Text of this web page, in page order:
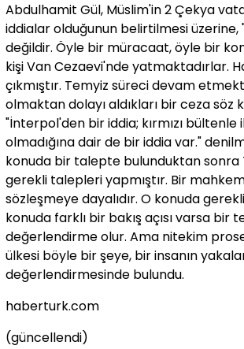
Abdulhamit Gül, Müslim'in 2 Çekya
iddialar olduğunun belirtilmesi
değildir. Öyle bir müracaat, öyle bir
kişi Van Cezaevi'nde yatmaktadırlar.
çıkmıştır. Temyiz süreci devam
olmaktan dolayı aldıkları bir ceza söz
"İnterpol'den bir iddia; kırmızı
olmadığına dair de bir iddia var."
konuda bir talepte bulunduktan
gerekli talepleri yapmıştır. Bir
sözleşmeye dayalıdır. O konuda
konuda farklı bir bakış açısı varsa
değerlendirme olur. Ama nitekim
ülkesi böyle bir şeye, bir insanın
değerlendirmesinde bulundu.
haberturk.com
(güncellendi)